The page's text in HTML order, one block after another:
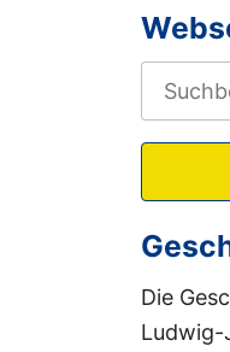
Die
Ludwig-